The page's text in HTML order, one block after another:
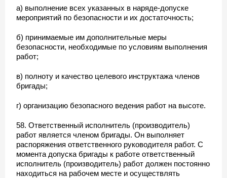
а) выполнение всех указанных в наряде-допуске
мероприятий по безопасности и их достаточность;
б) принимаемые им дополнительные меры
безопасности, необходимые по условиям выполнения
работ;
в) полноту и качество целевого инструктажа членов
бригады;
г) организацию безопасного ведения работ на высоте.
58. Ответственный исполнитель (производитель)
работ является членом бригады. Он выполняет
распоряжения ответственного руководителя работ. С
момента допуска бригады к работе ответственный
исполнитель (производитель) работ должен постоянно
находиться на рабочем месте и осуществлять